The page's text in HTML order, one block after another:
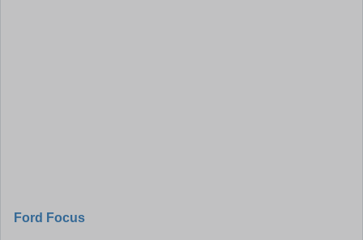
Ford Focus